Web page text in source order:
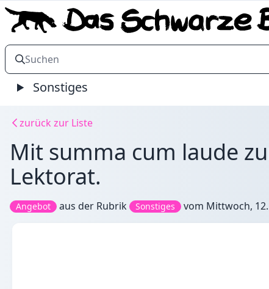
Sonstiges
zurück zur Liste
Mit summa cum laude
Lektorat.
Angebot aus der Rubrik Sonstiges vom Mittwoch,